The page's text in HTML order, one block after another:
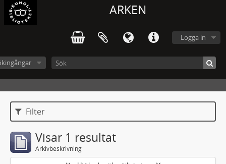
ARKEN
Logga in
Filter
Visar 1 resultat
Arkivbeskrivning